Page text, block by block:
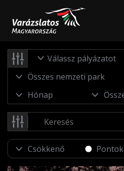
Válassz pályázatot
Pontok